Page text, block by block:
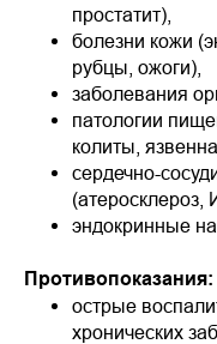
простатит),
болезни кожи
рубцы, ожоги),
заболевания
патологии
колиты,
сердечно-
(атеросклероз,
эндокринные
Противопоказания:
острые
хронических